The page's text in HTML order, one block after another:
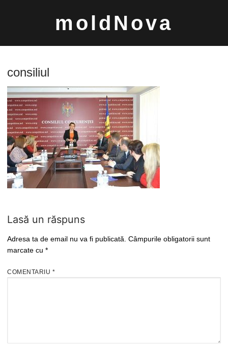
moldNova
Caută
după:
consiliul
Lasă un răspuns
Adresa ta de email nu va fi publicată. Câmpurile obligatorii sunt
marcate cu *
COMENTARIU *